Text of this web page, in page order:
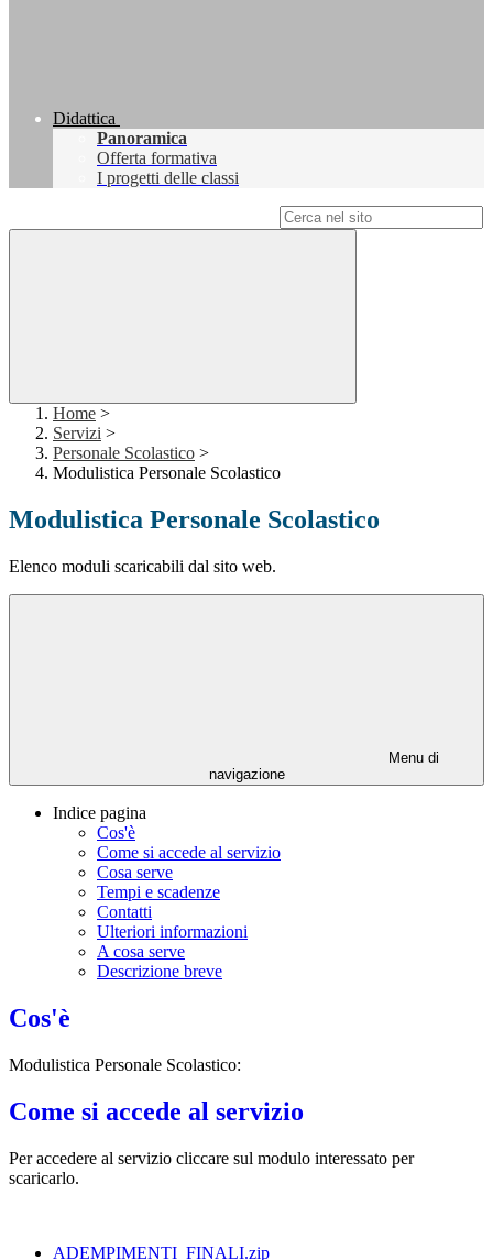
Didattica
Panoramica
Offerta formativa
I progetti delle classi
Home >
Servizi >
Personale Scolastico >
Modulistica Personale Scolastico
Modulistica Personale Scolastico
Elenco moduli scaricabili dal sito web.
Menu di
navigazione
Indice pagina
Cos'è
Come si accede al servizio
Cosa serve
Tempi e scadenze
Contatti
Ulteriori informazioni
A cosa serve
Descrizione breve
Cos'è
Modulistica Personale Scolastico:
Come si accede al servizio
Per accedere al servizio cliccare sul modulo interessato per
scaricarlo.
ADEMPIMENTI_FINALI.zip